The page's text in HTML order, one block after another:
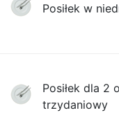
Posiłek w
Posiłek dla 2
trzydaniowy